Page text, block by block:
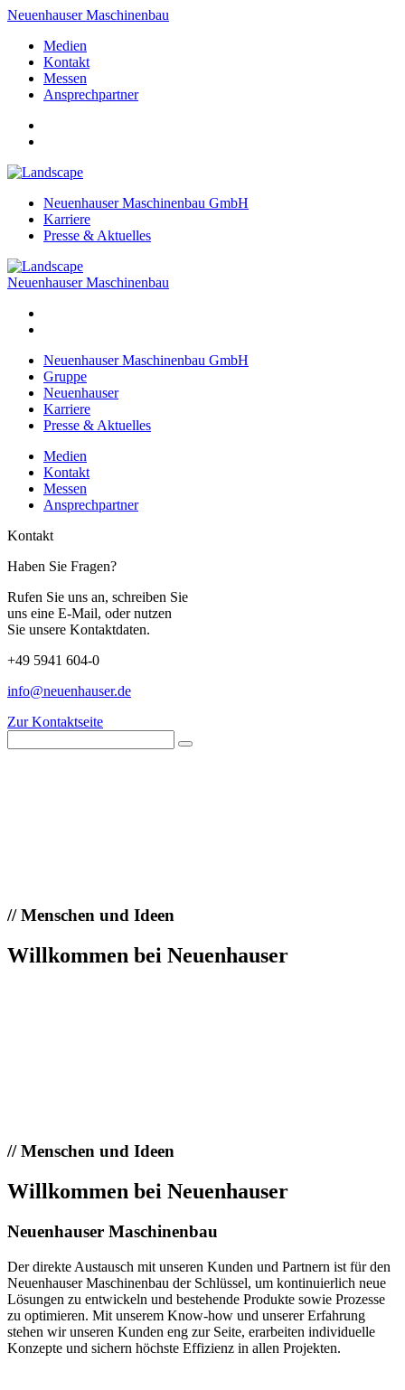
Neuenhauser Maschinenbau
Medien
Kontakt
Messen
Ansprechpartner
Neuenhauser Maschinenbau GmbH
Karriere
Presse & Aktuelles
Neuenhauser Maschinenbau
Neuenhauser Maschinenbau GmbH
Gruppe
Neuenhauser
Karriere
Presse & Aktuelles
Medien
Kontakt
Messen
Ansprechpartner
Kontakt
Haben Sie Fragen?
Rufen Sie uns an, schreiben Sie
uns eine E-Mail, oder nutzen
Sie unsere Kontaktdaten.
+49 5941 604-0
info@neuenhauser.de
Zur Kontaktseite
//Menschen und Ideen
Willkommen bei Neuenhauser
//Menschen und Ideen
Willkommen bei Neuenhauser
Neuenhauser Maschinenbau
Der direkte Austausch mit unseren Kunden und Partnern ist für den
Neuenhauser Maschinenbau der Schlüssel, um kontinuierlich neue
Lösungen zu entwickeln und bestehende Produkte sowie Prozesse
zu optimieren. Mit unserem Know-how und unserer Erfahrung
stehen wir unseren Kunden eng zur Seite, erarbeiten individuelle
Konzepte und sichern höchste Effizienz in allen Projekten.